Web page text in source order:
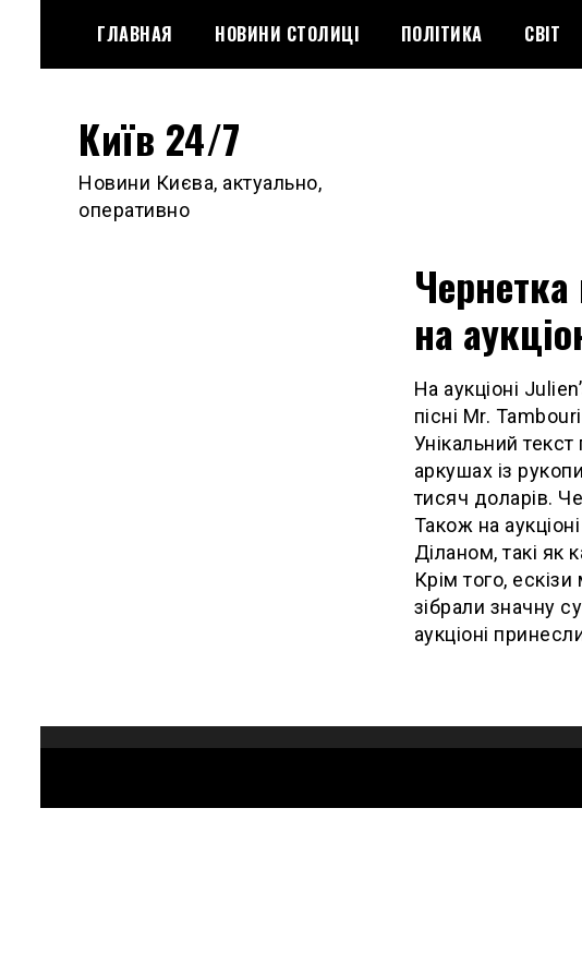
content
ГЛАВНАЯ НОВИНИ СТОЛИЦІ ПОЛІТИКА СВІТ
Київ 24/7
Новини Києва, актуально,
оперативно
на
На аукціоні
пісні Mr.
Унікальний
аркушах із
тисяч доларів.
Також на
Діланом, такі як
Крім того,
зібрали значну
аукціоні